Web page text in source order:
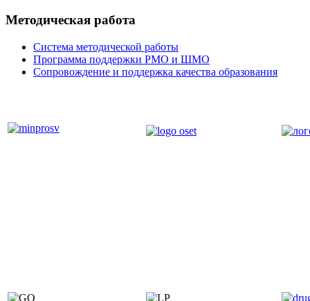
Методическая работа
Система методической работы
Программа поддержки РМО и ШМО
Сопровождение и поддержка качества образования